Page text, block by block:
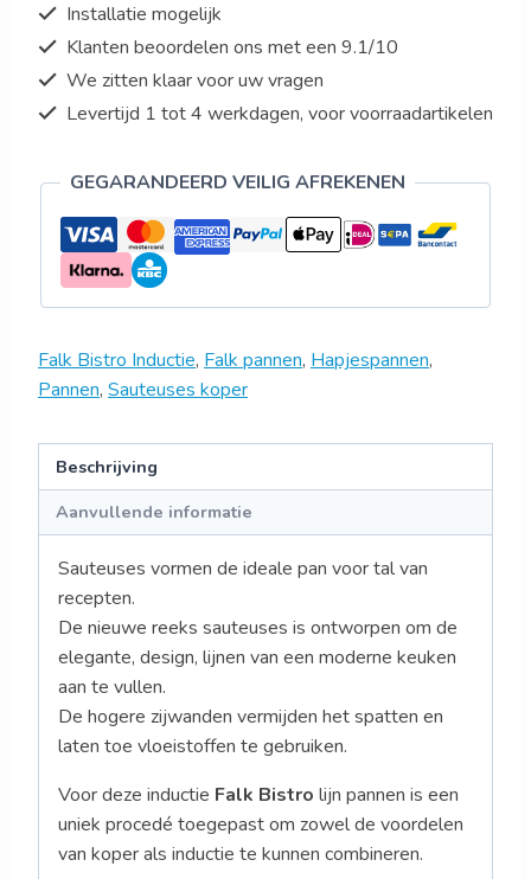
koperkern,
Ø
180,
1,3
aantal
Installatie mogelijk
Klanten beoordelen ons met een 9.1/10
We zitten klaar voor uw vragen
Levertijd 1 tot 4 werkdagen, voor voorraadartikelen
GEGARANDEERD VEILIG AFREKENEN
Falk Bistro Inductie, Falk pannen, Hapjespannen,
Pannen, Sauteuses koper
Beschrijving
Aanvullende informatie
Sauteuses vormen de ideale pan voor tal van
recepten.
De nieuwe reeks sauteuses is ontworpen om de
elegante, design, lijnen van een moderne keuken
aan te vullen.
De hogere zijwanden vermijden het spatten en
laten toe vloeistoffen te gebruiken.
Voor deze inductie Falk Bistro lijn pannen is een
uniek procedé toegepast om zowel de voordelen
van koper als inductie te kunnen combineren.